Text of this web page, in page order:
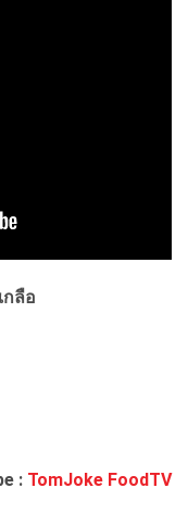
กลือ
: TomJoke FoodTV